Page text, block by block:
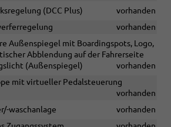
(DCC Plus)
vorhanden
vorhanden
Außenspiegel mit Boardingspots, Logo,
Abblendung auf der Fahrerseite
(Außenspiegel)
vorhanden
mit virtueller Pedalsteuerung
vorhanden
waschanlage
vorhanden